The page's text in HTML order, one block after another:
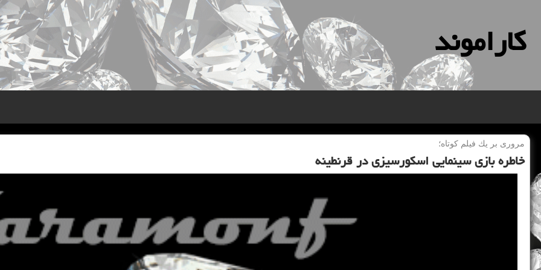
كاراموند
مروری بر یك فیلم كوتاه؛
خاطره بازی سینمایی اسكورسیزی در قرنطینه